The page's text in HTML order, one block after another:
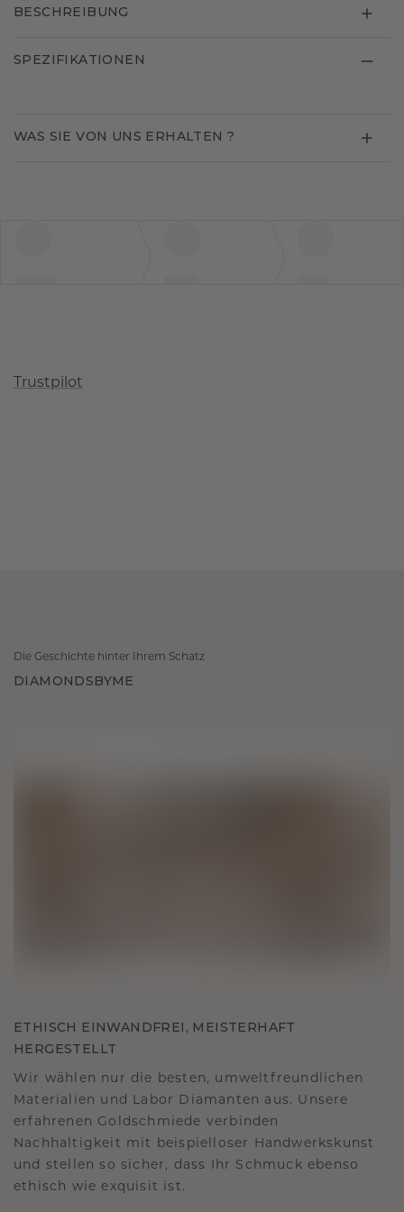
BESCHREIBUNG
SPEZIFIKATIONEN
WAS SIE VON UNS ERHALTEN ?
Trustpilot
Die Geschichte hinter Ihrem Schatz
DIAMONDSBYME
ETHISCH EINWANDFREI, MEISTERHAFT
HERGESTELLT
Wir wählen nur die besten, umweltfreundlichen
Materialien und Labor Diamanten aus. Unsere
erfahrenen Goldschmiede verbinden
Nachhaltigkeit mit beispielloser Handwerkskunst
und stellen so sicher, dass Ihr Schmuck ebenso
ethisch wie exquisit ist.